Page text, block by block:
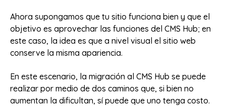
Ahora supongamos que tu sitio funciona bien y que el
objetivo es aprovechar las funciones del CMS Hub; en
este caso, la idea es que a nivel visual el sitio web
conserve la misma apariencia.
En este escenario, la migración al CMS Hub se puede
realizar por medio de dos caminos que, si bien no
aumentan la dificultan, sí puede que uno tenga costo.